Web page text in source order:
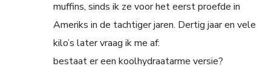
muffins, sinds ik ze voor het eerst proefde in
Ameriks in de tachtiger jaren. Dertig jaar en vele
kilo’s later vraag ik me af:
bestaat er een koolhydraatarme versie?